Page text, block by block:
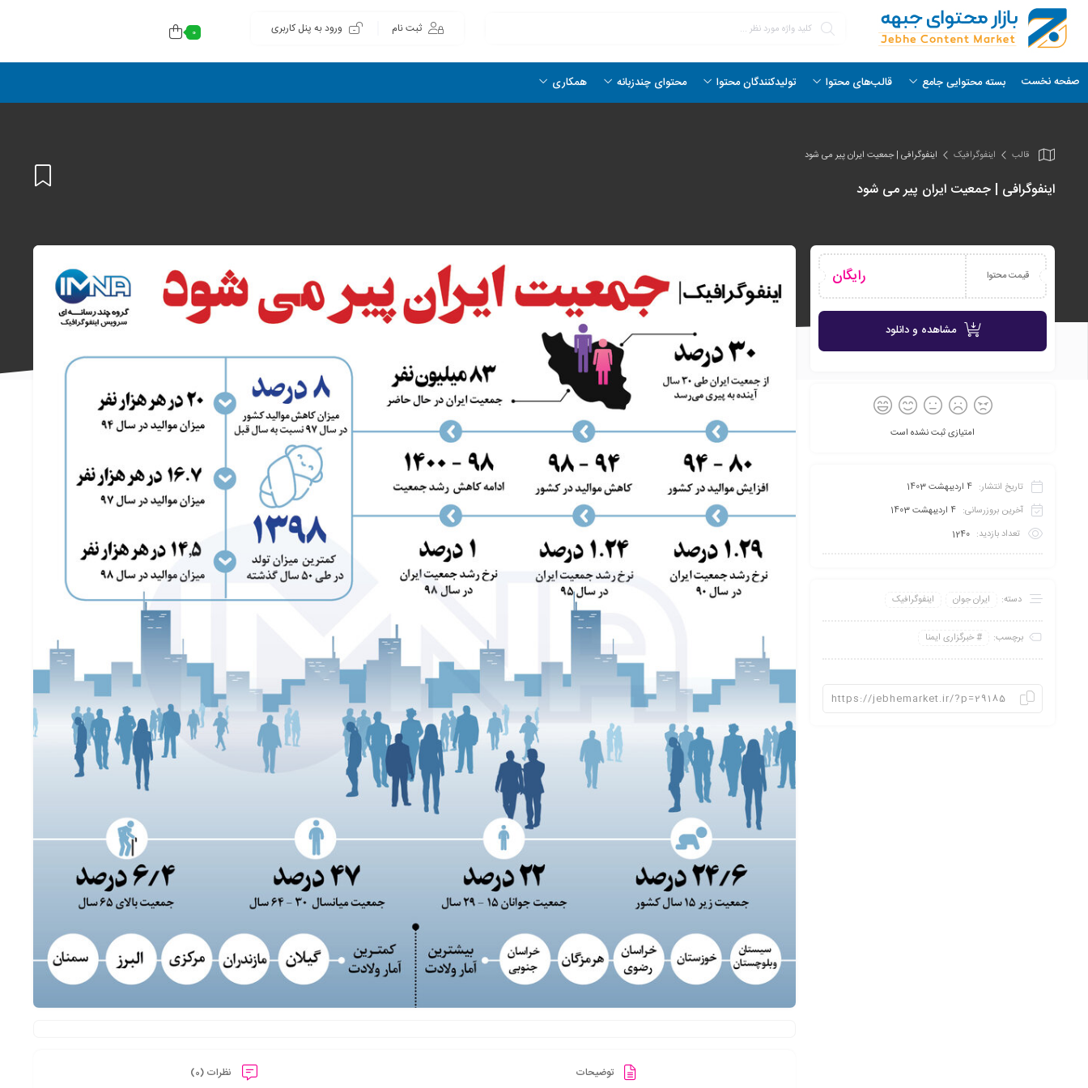
ثبت نام ورود به پنل کاربری 0
صفحه نخست بسته محتوایی جامع قالب‌های محتوا تولیدکنندگان محتوا محتوای چندزبانه همکاری
قالب اینفو‌گرافیک اینفوگرافی | جمعیت ایران پیر می شود
اینفوگرافی | جمعیت ایران پیر می شود
توضیحات نظرات (0)
قیمت محتوا رایگان
مشاهده و دانلود
امتیازی ثبت نشده است
تاریخ انتشار: 4 اردیبهشت 1403
آخرین بروزرسانی: 4 اردیبهشت 1403
تعداد بازدید: 1240
دسته: ایران جوان اینفو‌گرافیک
برچسب: خبرگزاری ایمنا